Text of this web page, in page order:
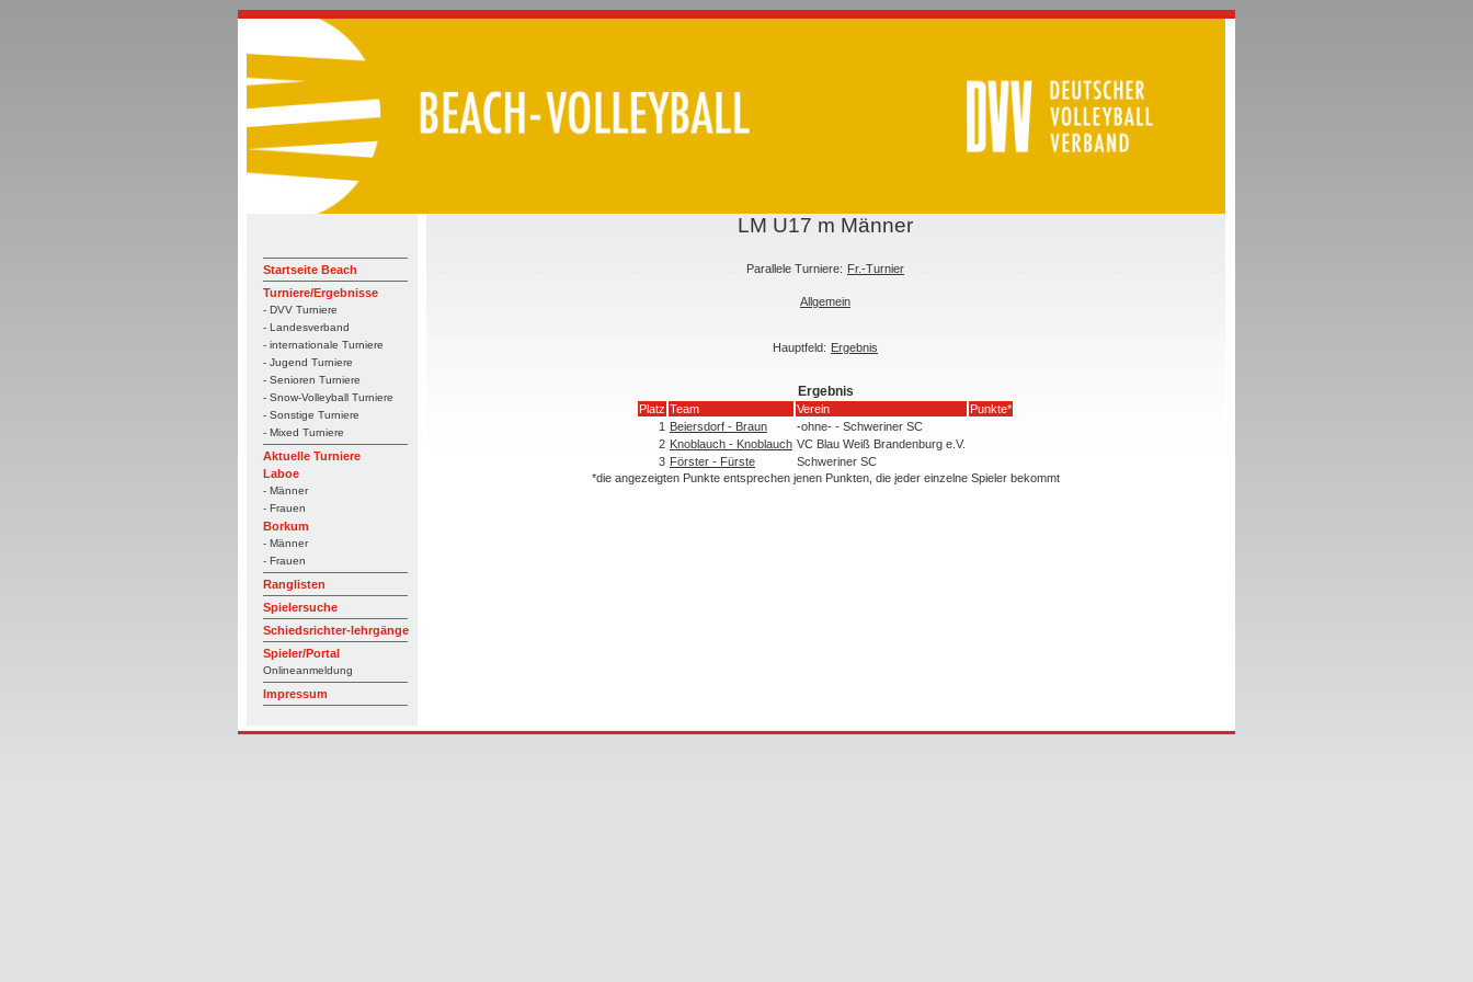
Startseite Beach
Turniere/Ergebnisse
- DVV Turniere
- Landesverband
- internationale Turniere
- Jugend Turniere
- Senioren Turniere
- Snow-Volleyball Turniere
- Sonstige Turniere
- Mixed Turniere
Aktuelle Turniere
Laboe
- Männer
- Frauen
Borkum
- Männer
- Frauen
Ranglisten
Spielersuche
Schiedsrichter-lehrgänge
Spieler/Portal
Onlineanmeldung
Impressum
LM U17 m Männer
Parallele Turniere: Fr.-Turnier
Allgemein
Hauptfeld: Ergebnis
Ergebnis
Platz Team Verein
Punkte*
1 Beiersdorf - Braun
-ohne- - Schweriner SC
2 Knoblauch - Knoblauch VC Blau Weiß Brandenburg e.V.
3 Förster - Fürste
Schweriner SC
*die angezeigten Punkte entsprechen jenen Punkten, die jeder einzelne Spieler bekommt